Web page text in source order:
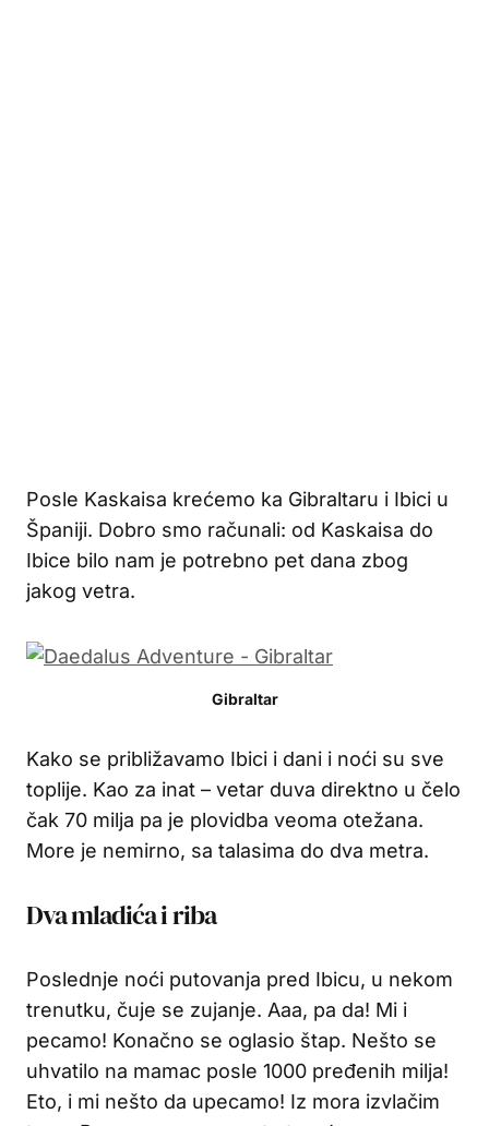
Posle Kaskaisa krećemo ka Gibraltaru i Ibici u
Španiji. Dobro smo računali: od Kaskaisa do
Ibice bilo nam je potrebno pet dana zbog
jakog vetra.
Gibraltar
Kako se približavamo Ibici i dani i noći su sve
toplije. Kao za inat – vetar duva direktno u čelo
čak 70 milja pa je plovidba veoma otežana.
More je nemirno, sa talasima do dva metra.
Dva mladića i riba
Poslednje noći putovanja pred Ibicu, u nekom
trenutku, čuje se zujanje. Aaa, pa da! Mi i
pecamo! Konačno se oglasio štap. Nešto se
uhvatilo na mamac posle 1000 pređenih milja!
Eto, i mi nešto da upecamo! Iz mora izvlačim